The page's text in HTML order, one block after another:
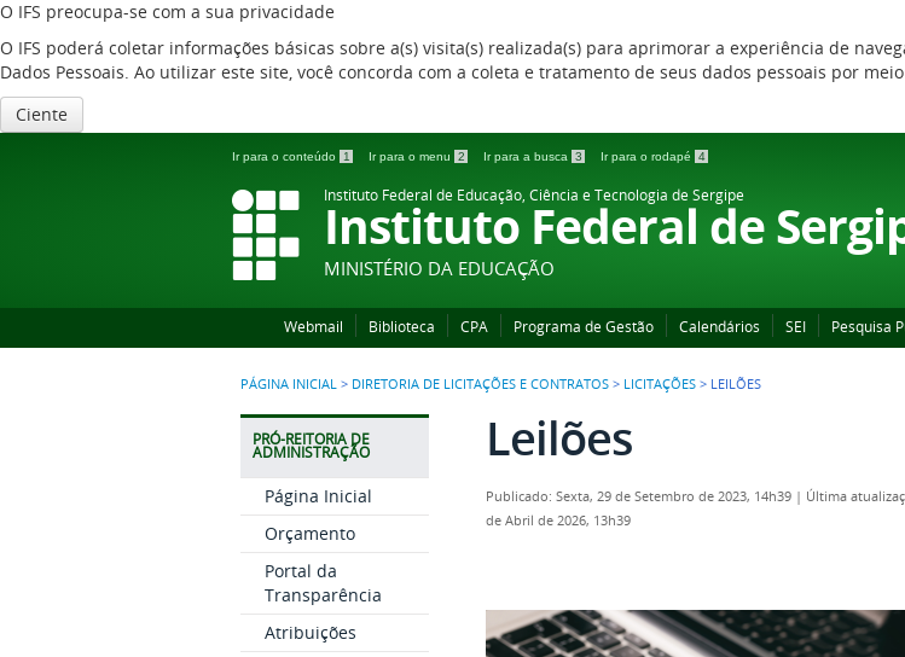
O IFS preocupa-se com a sua privacidade
O IFS poderá coletar informações básicas sobre a(s) visita(s) realizada(s) para aprimorar a experiência de
Dados Pessoais. Ao utilizar este site, você concorda com a coleta e tratamento de seus dados pessoais por
Ciente
Ir para o conteúdo 1 Ir para o menu 2 Ir para a busca 3 Ir para o rodapé 4
Instituto Federal de Educação, Ciência e Tecnologia de Sergipe
Instituto Federal de
MINISTÉRIO DA EDUCAÇÃO
Webmail Biblioteca CPA Programa de Gestão Calendários SEI Pesquisa
PÁGINA INICIAL > DIRETORIA DE LICITAÇÕES E CONTRATOS > LICITAÇÕES > LEILÕES
PRÓ-REITORIA DE
ADMINISTRAÇÃO
Página Inicial
Orçamento
Portal da
Transparência
Atribuições
Leilões
Publicado: Sexta, 29 de Setembro de 2023, 14h39 | Última
de Abril de 2026, 13h39